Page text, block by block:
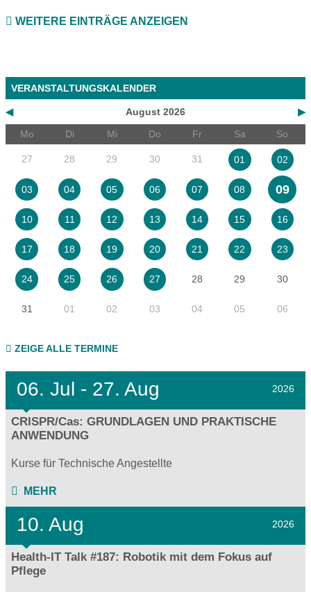
WEITERE EINTRÄGE ANZEIGEN
VERANSTALTUNGSKALENDER
◀ ▶
August 2026
Mo
Di Mi Do Fr Sa So
27 28 29 30 31 01 02
03 04 05 06 07 08 09
10 11 12 13 14 15 16
17 18 19 20 21 22 23
24 25 26 27 28 29 30
31 01 02 03 04 05 06
ZEIGE ALLE TERMINE
06. Jul - 27. Aug 2026
CRISPR/Cas: GRUNDLAGEN UND PRAKTISCHE
ANWENDUNG
Kurse für Technische Angestellte
MEHR
10. Aug 2026
Health-IT Talk #187: Robotik mit dem Fokus auf
Pflege